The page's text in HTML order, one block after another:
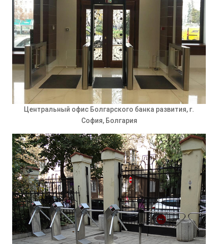
Центральный офис Болгарского банка развития, г.
София, Болгария